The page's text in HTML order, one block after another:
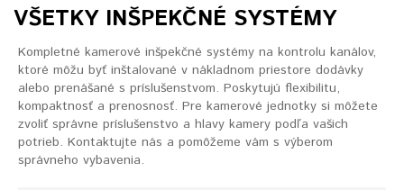
VŠETKY INŠPEKČNÉ SYSTÉMY
Kompletné kamerové inšpekčné systémy na kontrolu kanálov,
ktoré môžu byť inštalované v nákladnom priestore dodávky
alebo prenášané s príslušenstvom. Poskytujú flexibilitu,
kompaktnosť a prenosnosť. Pre kamerové jednotky si môžete
zvoliť správne príslušenstvo a hlavy kamery podľa vašich
potrieb. Kontaktujte nás a pomôžeme vám s výberom
správneho vybavenia.